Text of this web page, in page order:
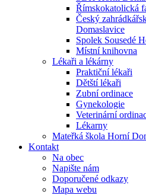
Římskokatolická
Český
Domaslavice
Spolek Sousedé
Místní knihovna
Lékaři a lékárny
Praktiční lékaři
Dětští lékaři
Zubní ordinace
Gynekologie
Veterinární
Lékarny
Mateřká škola Horní
Kontakt
Na obec
Napište nám
Doporučené odkazy
Mapa webu